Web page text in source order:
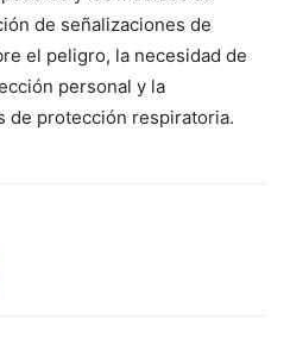
de señalizaciones de
el peligro, la necesidad de
personal y la
de protección respiratoria.